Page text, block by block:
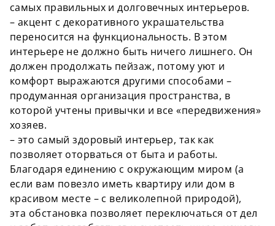
самых правильных и долговечных интерьеров.
– акцент с декоративного украшательства
переносится на функциональность. В этом
интерьере не должно быть ничего лишнего. Он
должен продолжать пейзаж, потому уют и
комфорт выражаются другими способами –
продуманная организация пространства, в
которой учтены привычки и все «передвижения»
хозяев.
– это самый здоровый интерьер, так как
позволяет оторваться от быта и работы.
Благодаря единению с окружающим миром (а
если вам повезло иметь квартиру или дом в
красивом месте – с великолепной природой),
эта обстановка позволяет переключаться от дел